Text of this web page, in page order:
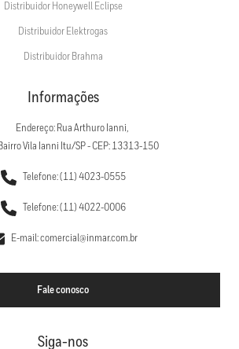
Distribuidor Honeywell Eclipse
Distribuidor Elektrogas
Distribuidor Brahma
Informações
Endereço: Rua Arthuro Ianni,
Vila Ianni Itu/SP - CEP: 13313-150
Telefone: (11) 4023-0555
Telefone: (11) 4022-0006
E-mail: comercial@inmar.com.br
Fale conosco
Siga-nos